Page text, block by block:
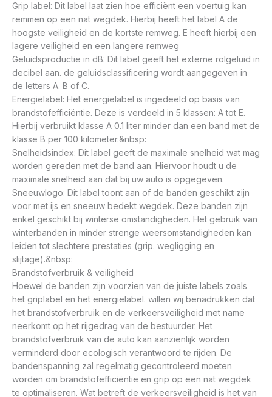
Grip label: Dit label laat zien hoe efficiënt een voertuig kan
remmen op een nat wegdek. Hierbij heeft het label A de
hoogste veiligheid en de kortste remweg. E heeft hierbij een
lagere veiligheid en een langere remweg
Geluidsproductie in dB: Dit label geeft het externe rolgeluid in
decibel aan. de geluidsclassificering wordt aangegeven in
de letters A. B of C.
Energielabel: Het energielabel is ingedeeld op basis van
brandstofefficiëntie. Deze is verdeeld in 5 klassen: A tot E.
Hierbij verbruikt klasse A 0.1 liter minder dan een band met de
klasse B per 100 kilometer.&nbsp:
Snelheidsindex: Dit label geeft de maximale snelheid wat mag
worden gereden met de band aan. Hiervoor houdt u de
maximale snelheid aan dat bij uw auto is opgegeven.
Sneeuwlogo: Dit label toont aan of de banden geschikt zijn
voor met ijs en sneeuw bedekt wegdek. Deze banden zijn
enkel geschikt bij winterse omstandigheden. Het gebruik van
winterbanden in minder strenge weersomstandigheden kan
leiden tot slechtere prestaties (grip. wegligging en
slijtage).&nbsp:
Brandstofverbruik & veiligheid
Hoewel de banden zijn voorzien van de juiste labels zoals
het griplabel en het energielabel. willen wij benadrukken dat
het brandstofverbruik en de verkeersveiligheid met name
neerkomt op het rijgedrag van de bestuurder. Het
brandstofverbruik van de auto kan aanzienlijk worden
verminderd door ecologisch verantwoord te rijden. De
bandenspanning zal regelmatig gecontroleerd moeten
worden om brandstofefficiëntie en grip op een nat wegdek
te optimaliseren. Wat betreft de verkeersveiligheid is het van